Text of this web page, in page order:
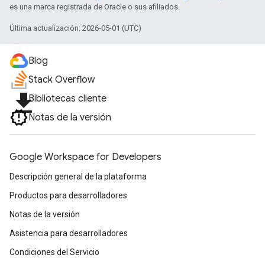
es una marca registrada de Oracle o sus afiliados.
Última actualización: 2026-05-01 (UTC)
Blog
Stack Overflow
file_downloadBibliotecas cliente
Notas de la versión
Google Workspace for Developers
Descripción general de la plataforma
Productos para desarrolladores
Notas de la versión
Asistencia para desarrolladores
Condiciones del Servicio